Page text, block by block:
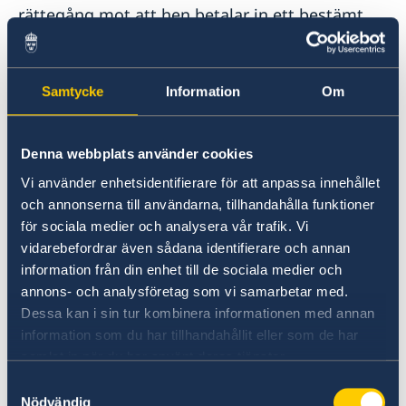
Samtycke Information Om
Denna webbplats använder cookies
Vi använder enhetsidentifierare för att anpassa innehållet
och annonserna till användarna, tillhandahålla funktioner
för sociala medier och analysera vår trafik. Vi
vidarebefordrar även sådana identifierare och annan
information från din enhet till de sociala medier och
annons- och analysföretag som vi samarbetar med.
Dessa kan i sin tur kombinera informationen med annan
information som du har tillhandahållit eller som de har
samlat in när du har använt deras tjänster.
Nödvändig
rättegång mot att hen betalar in ett bestämt
belopp (kan vara en större summa pengar). Det
fungerar som en slags säkerhet för att
personen verkligen kommer att infinna sig till
rättegången.
Du kan inte låna pengar av ambassaden för att
betala borgen eller böter.
Häkten och fängelser utomlands
I många länder är förhållandena i häkten och
fängelser sämre än de svenska.
Extra mat, hygienartiklar med mera behöver du